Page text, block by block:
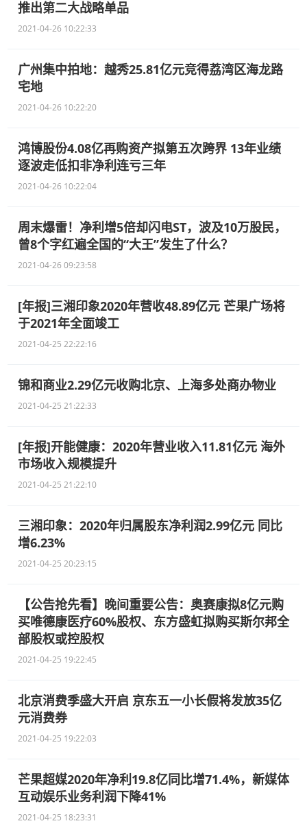
推出第二大战略单品
2021-04-26 10:22:33
广州集中拍地：越秀25.81亿元竞得荔湾区海龙路
宅地
2021-04-26 10:22:20
鸿博股份4.08亿再购资产拟第五次跨界 13年业绩
逐波走低扣非净利连亏三年
2021-04-26 10:22:04
周末爆雷！净利增5倍却闪电ST，波及10万股民，
曾8个字红遍全国的“大王”发生了什么？
2021-04-26 09:23:58
[年报]三湘印象2020年营收48.89亿元 芒果广场将
于2021年全面竣工
2021-04-25 22:22:16
锦和商业2.29亿元收购北京、上海多处商办物业
2021-04-25 21:22:33
[年报]开能健康：2020年营业收入11.81亿元 海外
市场收入规模提升
2021-04-25 21:22:10
三湘印象：2020年归属股东净利润2.99亿元 同比
增6.23%
2021-04-25 20:23:15
【公告抢先看】晚间重要公告：奥赛康拟8亿元购
买唯德康医疗60%股权、东方盛虹拟购买斯尔邦全
部股权或控股权
2021-04-25 19:22:45
北京消费季盛大开启 京东五一小长假将发放35亿
元消费券
2021-04-25 19:22:03
芒果超媒2020年净利19.8亿同比增71.4%，新媒体
互动娱乐业务利润下降41%
2021-04-25 18:23:31